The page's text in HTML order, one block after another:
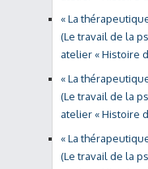
« La
(Le travail de la
atelier « Histoire
« La
(Le travail de la
atelier « Histoire
« La
(Le travail de la